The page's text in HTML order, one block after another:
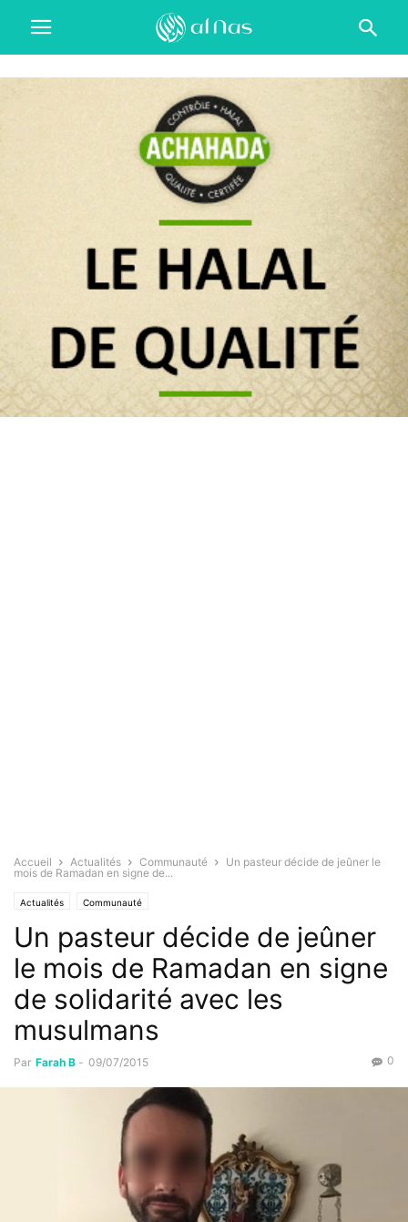
Accueil Actualités Communauté
Un pasteur décide de jeûner le
mois de Ramadan en signe de...
Actualités Communauté
Un pasteur décide de jeûner
le mois de Ramadan en signe
de solidarité avec les
musulmans
Par Farah B - 09/07/2015 0